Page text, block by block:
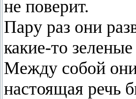
не поверит.
Пару раз они
какие-то
Между собой
настоящая речь